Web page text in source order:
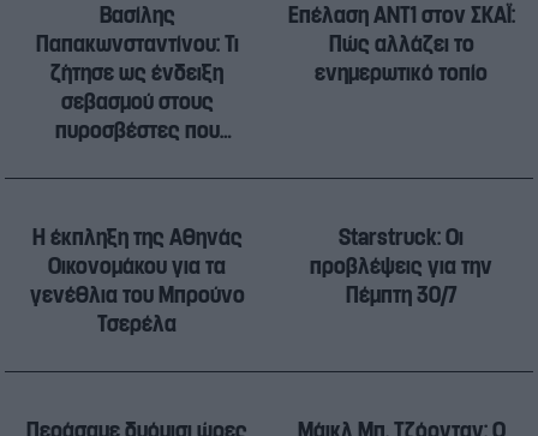
Βασίλης
Παπακωνσταντίνου: Τι
ζήτησε ως ένδειξη
σεβασμού στους
πυροσβέστες που
Eπέλαση ANT1 στον ΣΚΑΪ:
Πώς αλλάζει το
ενημερωτικό τοπίο
H έκπληξη της Αθηνάς
Οικονομάκου για τα
γενέθλια του Μπρούνο
Τσερέλα
Starstruck: Οι
προβλέψεις για την
Πέμπτη 30/7